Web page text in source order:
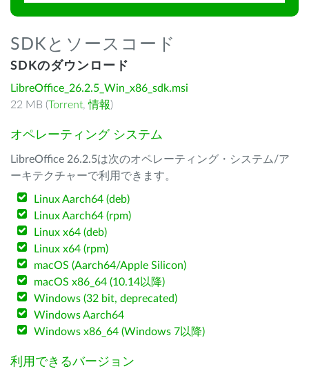
SDKとソースコード
SDKのダウンロード
LibreOffice_26.2.5_Win_x86_sdk.msi
22 MB (Torrent,情報)
オペレーティング システム
LibreOffice 26.2.5は次のオペレーティング・システム/ア
ーキテクチャーで利用できます。
Linux Aarch64 (deb)
Linux Aarch64 (rpm)
Linux x64 (deb)
Linux x64 (rpm)
macOS (Aarch64/Apple Silicon)
macOS x86_64 (10.14以降)
Windows (32 bit, deprecated)
Windows Aarch64
Windows x86_64 (Windows 7以降)
利用できるバージョン